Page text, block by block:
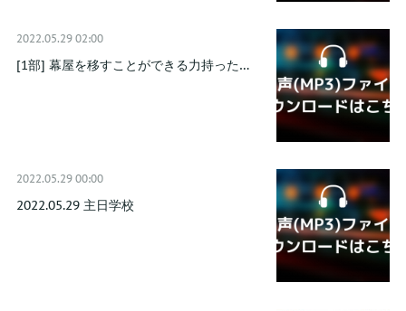
2022.05.29 02:00
[1部] 幕屋を移すことができる力持った…
2022.05.29 00:00
2022.05.29 主日学校